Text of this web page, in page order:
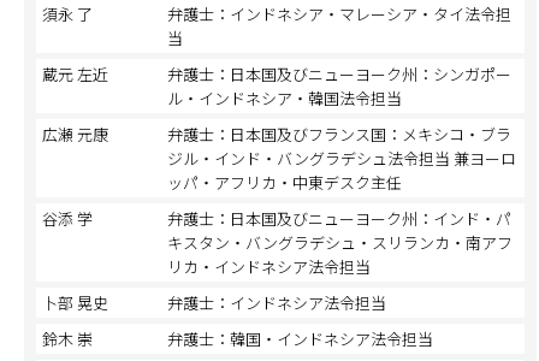
須永 了
弁護士：インドネシア・マレーシア・タイ法令担
当
蔵元 左近
弁護士：日本国及びニューヨーク州：シンガポー
ル・インドネシア・韓国法令担当
広瀬 元康
弁護士：日本国及びフランス国：メキシコ・ブラ
ジル・インド・バングラデシュ法令担当 兼ヨーロ
ッパ・アフリカ・中東デスク主任
谷添 学
弁護士：日本国及びニューヨーク州：インド・パ
キスタン・バングラデシュ・スリランカ・南アフ
リカ・インドネシア法令担当
卜部 晃史
弁護士：インドネシア法令担当
鈴木 崇
弁護士：韓国・インドネシア法令担当